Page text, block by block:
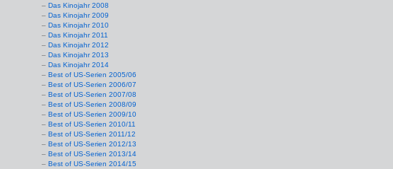
Das Kinojahr 2008
Das Kinojahr 2009
Das Kinojahr 2010
Das Kinojahr 2011
Das Kinojahr 2012
Das Kinojahr 2013
Das Kinojahr 2014
Best of US-Serien 2005/06
Best of US-Serien 2006/07
Best of US-Serien 2007/08
Best of US-Serien 2008/09
Best of US-Serien 2009/10
Best of US-Serien 2010/11
Best of US-Serien 2011/12
Best of US-Serien 2012/13
Best of US-Serien 2013/14
Best of US-Serien 2014/15